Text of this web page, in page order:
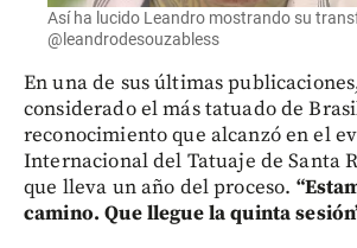
Así ha lucido Leandro mostrando su
@leandrodesouzabless
En una de sus últimas
considerado el más tatuado de
reconocimiento que alcanzó en el
Internacional del Tatuaje de Santa
que lleva un año del proceso.
camino. Que llegue la quinta